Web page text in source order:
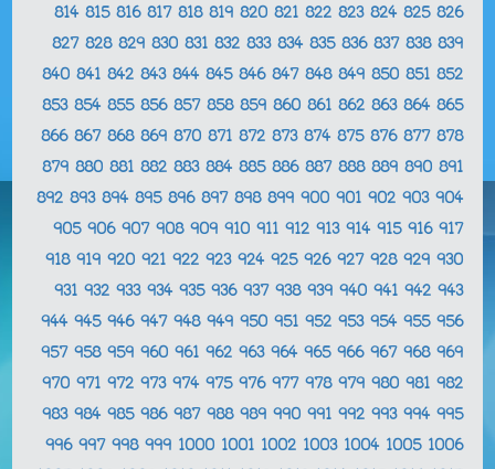
814 815 816 817 818 819 820 821 822 823 824 825 826
827 828 829 830 831 832 833 834 835 836 837 838 839
840 841 842 843 844 845 846 847 848 849 850 851 852
853 854 855 856 857 858 859 860 861 862 863 864 865
866 867 868 869 870 871 872 873 874 875 876 877 878
879 880 881 882 883 884 885 886 887 888 889 890 891
892 893 894 895 896 897 898 899 900 901 902 903 904
905 906 907 908 909 910 911 912 913 914 915 916 917
918 919 920 921 922 923 924 925 926 927 928 929 930
931 932 933 934 935 936 937 938 939 940 941 942 943
944 945 946 947 948 949 950 951 952 953 954 955 956
957 958 959 960 961 962 963 964 965 966 967 968 969
970 971 972 973 974 975 976 977 978 979 980 981 982
983 984 985 986 987 988 989 990 991 992 993 994 995
996 997 998 999 1000 1001 1002 1003 1004 1005 1006